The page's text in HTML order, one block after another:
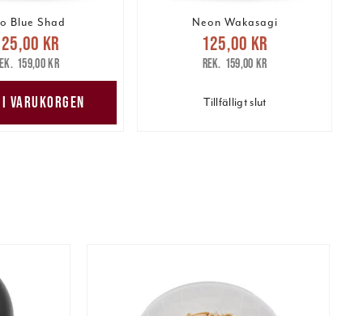
Blue Shad
pris
krTidigare pris
kr
kr
159,00 kr
VARUKORGEN
Neon Wakasagi
Nuvarande pris
125,00 krTidigare pris
159,00 kr
125,00 kr
159,00 kr
Tillfälligt slut